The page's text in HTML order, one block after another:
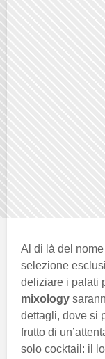
Al di là del
selezione
deliziare i palati
mixology
dettagli, dove si
frutto di
solo cocktail: il